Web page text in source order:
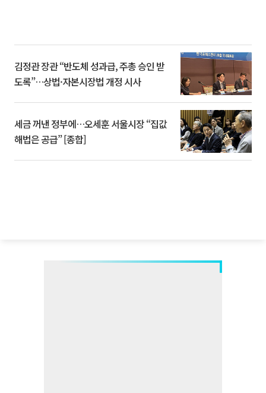
김정관 장관 “반도체 성과급, 주총 승인 받
도록”…상법·자본시장법 개정 시사
세금 꺼낸 정부에…오세훈 서울시장 “집값
해법은 공급” [종합]